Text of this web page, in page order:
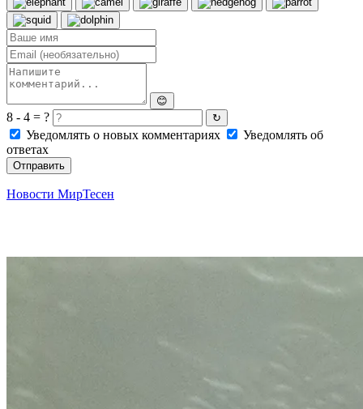
😊
8 - 4 = ? ↻
Уведомлять о новых комментариях
Уведомлять об
ответах
Отправить
Новости МирТесен